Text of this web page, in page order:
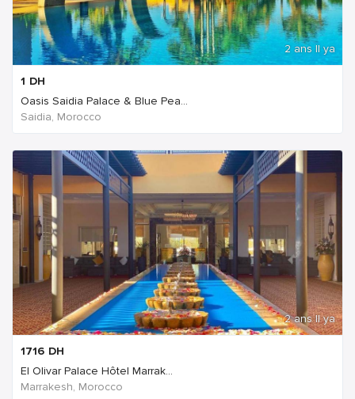
2 ans Il ya
1 DH
Oasis Saidia Palace & Blue Pea...
Saidia, Morocco
2 ans Il ya
1716 DH
El Olivar Palace Hôtel Marrak...
Marrakesh, Morocco